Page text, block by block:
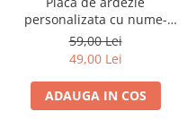
personalizata cu nume-
Claudia
59,00 Lei
49,00 Lei
ADAUGA IN COS